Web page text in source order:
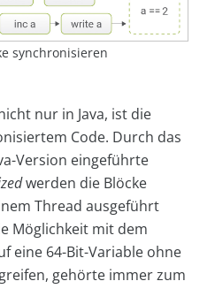
synchronisieren
nur in Java, ist die
Code. Durch das
Version eingeführte
werden die Blöcke
Thread ausgeführt
Möglichkeit mit dem
eine 64-Bit-Variable ohne
gehörte immer zum